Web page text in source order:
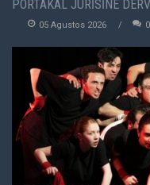
PORTAKAL JÜRİSİNE
05 Agustos 2026 0